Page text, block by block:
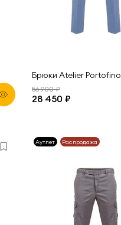
Брюки Atelier Portofino
56 900 ₽
28 450 ₽
Аутлет Распродажа